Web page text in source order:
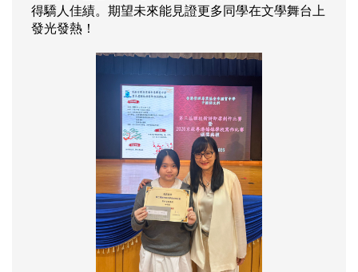
得驕人佳績。期望未來能見證更多同學在文學舞台上
發光發熱！